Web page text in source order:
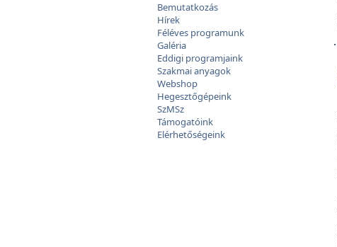
Bemutatkozás
Hírek
Féléves programunk
Galéria
Eddigi programjaink
Szakmai anyagok
Webshop
Hegesztőgépeink
SzMSz
Támogatóink
Elérhetőségeink